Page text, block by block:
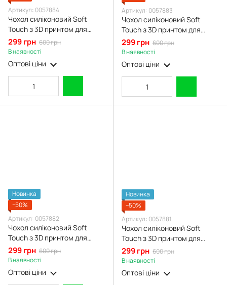
Артикул: 0057884
Чохол силіконовий Soft
Touch з 3D принтом для
Xiaomi Poco C85 чорний
(Повний захист камери)
299 грн 600 грн
В наявності
Оптові ціни
Артикул: 0057883
Чохол силіконовий Soft
Touch з 3D принтом для
Xiaomi Poco C85 рожевий
(Повний захист камери)
299 грн 600 грн
В наявності
Оптові ціни
Новинка
−50%
Артикул: 0057882
Чохол силіконовий Soft
Touch з 3D принтом для
Xiaomi Poco C85 молочний
(Повний захист камери)
299 грн 600 грн
В наявності
Оптові ціни
Новинка
−50%
Артикул: 0057881
Чохол силіконовий Soft
Touch з 3D принтом для
Xiaomi Poco C85 малиновий
(Повний захист камери)
299 грн 600 грн
В наявності
Оптові ціни